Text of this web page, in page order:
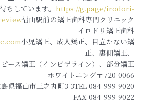
ちしています。 https://g.page/irodori-
福山駅前の矯正歯科専門クリニック
イロドリ矯正歯科
小児矯正、成人矯正、目立たない矯
正、裏側矯正、
ース矯正（インビザライン）、部分矯正
ホワイトニング〒720-0066
県福山市三之丸町3-3TEL 084-999-9020
FAX 084-999-9022